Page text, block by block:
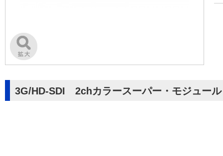
3G/HD-SDI 2chカラースーパー・モジュー